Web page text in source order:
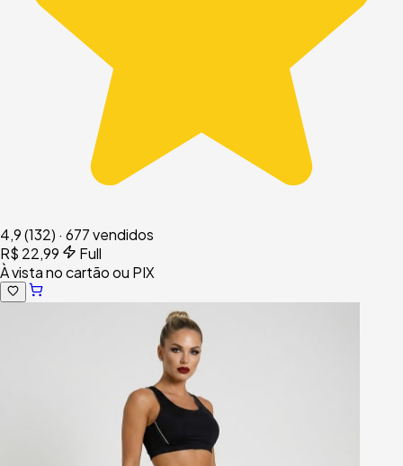
4,9(132) · 677 vendidos
R$ 22,99
Full
À vista no cartão ou PIX